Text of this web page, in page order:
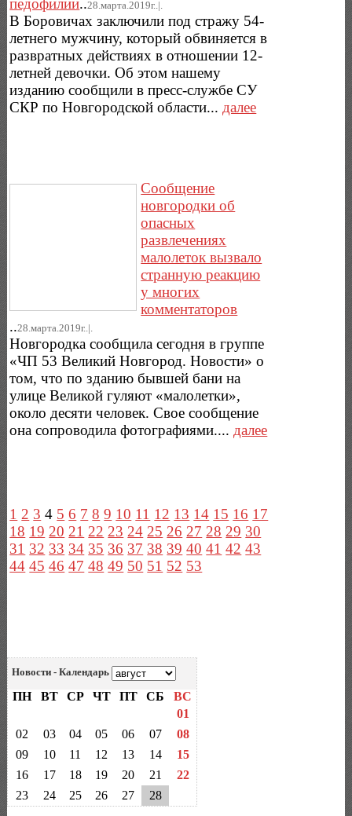
педофилии..28.марта.2019г..|.
В Боровичах заключили под стражу 54-
летнего мужчину, который обвиняется в
развратных действиях в отношении 12-
летней девочки. Об этом нашему
изданию сообщили в пресс-службе СУ
СКР по Новгородской области... далее
Сообщение
новгородки об
опасных
развлечениях
малолеток вызвало
странную реакцию
у многих
комментаторов
..28.марта.2019г..|.
Новгородка сообщила сегодня в группе
«ЧП 53 Великий Новгород. Новости» о
том, что по зданию бывшей бани на
улице Великой гуляют «малолетки»,
около десяти человек. Свое сообщение
она сопроводила фотографиями....далее
1 2 3 4 5 6 7 8 9 10 11 12 13 14 15 16 17
18 19 20 21 22 23 24 25 26 27 28 29 30
31 32 33 34 35 36 37 38 39 40 41 42 43
44 45 46 47 48 49 50 51 52 53
Новости - Календарь
ПН ВТ СР ЧТ ПТ СБ
ВС
01
02
03 04 05 06 07
08
09
10 11 12 13 14
15
16
17 18 19 20 21
22
23
24 25 26 27 28